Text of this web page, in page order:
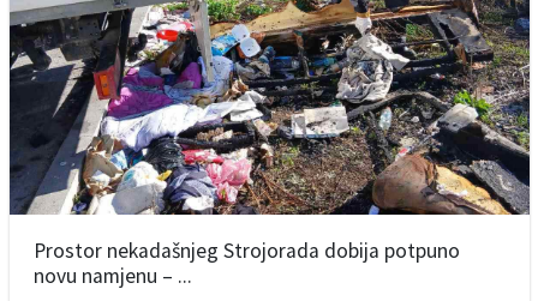
Prostor nekadašnjeg Strojorada dobija potpuno
novu namjenu – ...